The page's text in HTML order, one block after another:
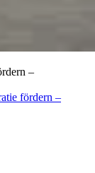
–
fördern –